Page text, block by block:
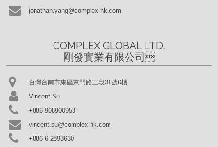
jonathan.yang@complex-hk.com
COMPLEX GLOBAL LTD.
剛發實業有限公司 
台灣台南市東區東門路三段31號6樓
Vincent Su
+886 908900953
vincent.su@complex-hk.com
+886-6-2893630